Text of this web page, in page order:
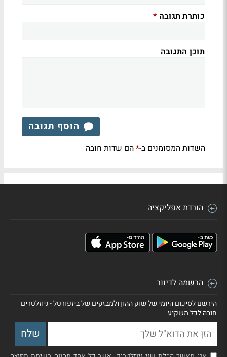
כותרת תגובה *
תוכן התגובה
הוסף תגובה
השדות המסומנים ב-*הם שדות חובה
הורדת אפליקציה
הרשמה לדיוור
הירשם לסיכום היומי של שוק ההון ולמבזקים של ביזפורטל - ניוזלטרים
חובה לכל משקיע